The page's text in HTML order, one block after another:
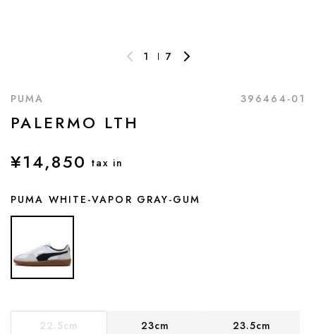
1 7
PUMA 396464-01
PALERMO LTH
¥14,850 tax in
PUMA WHITE-VAPOR GRAY-GUM
22.5cm 23cm 23.5cm